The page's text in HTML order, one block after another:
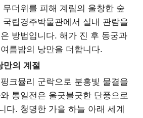
무더위를 피해 계림의 울창한 숲
국립경주박물관에서 실내 관람을
방법입니다. 해가 진 후 동궁과
름밤의 낭만을 더합니다.
의 계절
크뮬리 군락으로 분홍빛 물결을
통일전은 울긋불긋한 단풍으로
다. 청명한 가을 하늘 아래 세계